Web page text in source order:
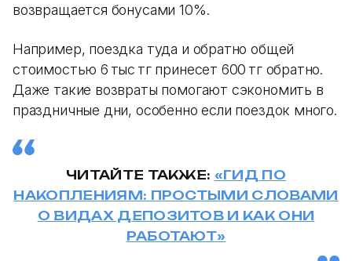
возвращается бонусами 10%.
Например, поездка туда и обратно общей
стоимостью 6 тыс тг принесет 600 тг обратно.
Даже такие возвраты помогают сэкономить в
праздничные дни, особенно если поездок много.
ЧИТАЙТЕ ТАКЖЕ: «ГИД ПО
НАКОПЛЕНИЯМ: ПРОСТЫМИ СЛОВАМИ
О ВИДАХ ДЕПОЗИТОВ И КАК ОНИ
РАБОТАЮТ»